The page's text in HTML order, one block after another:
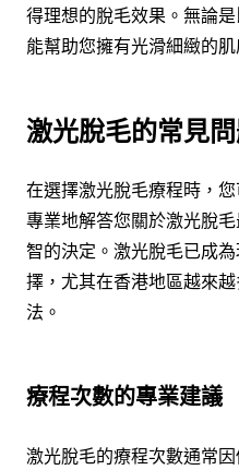
得理想的脫毛效果。無論
能幫助您擁有光滑細緻的肌
激光脫毛的常見
在選擇激光脫毛療程時，
專業地解答您關於激光脫
智的決定。激光脫毛已成
擇，尤其在香港地區越來
法。
療程次數的專業建議
激光脫毛的療程次數通常